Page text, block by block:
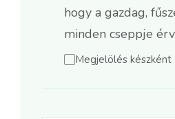
hogy a gazdag,
minden cseppje
Megjelölés készként